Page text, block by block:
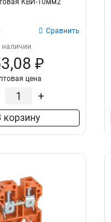
КВИ-10мм2
Сравнить
наличии
₽
цена
+
корзину